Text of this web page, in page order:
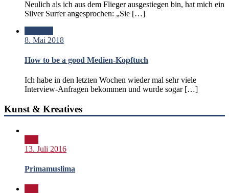
Neulich als ich aus dem Flieger ausgestiegen bin, hat mich ein
Silver Surfer angesprochen: „Sie […]
8. Mai 2018
How to be a good Medien-Kopftuch
Ich habe in den letzten Wochen wieder mal sehr viele
Interview-Anfragen bekommen und wurde sogar […]
Kunst & Kreatives
13. Juli 2016
Primamuslima